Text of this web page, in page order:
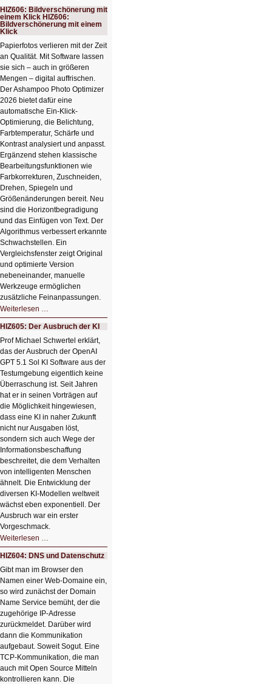
HIZ606: Bildverschönerung mit
einem Klick HIZ606:
Bildverschönerung mit einem
Klick
Papierfotos verlieren mit der Zeit
an Qualität. Mit Software lassen
sie sich – auch in größeren
Mengen – digital auffrischen.
Der Ashampoo Photo Optimizer
2026 bietet dafür eine
automatische Ein-Klick-
Optimierung, die Belichtung,
Farbtemperatur, Schärfe und
Kontrast analysiert und anpasst.
Ergänzend stehen klassische
Bearbeitungsfunktionen wie
Farbkorrekturen, Zuschneiden,
Drehen, Spiegeln und
Größenänderungen bereit. Neu
sind die Horizontbegradigung
und das Einfügen von Text. Der
Algorithmus verbessert erkannte
Schwachstellen. Ein
Vergleichsfenster zeigt Original
und optimierte Version
nebeneinander, manuelle
Werkzeuge ermöglichen
zusätzliche Feinanpassungen.
Weiterlesen …
Bildverschönerung
mit
einem
Klick
HIZ606:
Bildverschönerung
mit
einem
Klick
HIZ605: Der Ausbruch der KI
Prof Michael Schwertel erklärt,
das der Ausbruch der OpenAI
GPT 5.1 Sol KI Software aus der
Testumgebung eigentlich keine
Überraschung ist. Seit Jahren
hat er in seinen Vorträgen auf
die Möglichkeit hingewiesen,
dass eine KI in naher Zukunft
nicht nur Ausgaben löst,
sondern sich auch Wege der
Informationsbeschaffung
beschreitet, die dem Verhalten
von intelligenten Menschen
ähnelt. Die Entwicklung der
diversen KI-Modellen weltweit
wächst eben exponentiell. Der
Ausbruch war ein erster
Vorgeschmack.
Weiterlesen …
Der
Ausbruch
der
KI
HIZ604: DNS und Datenschutz
Gibt man im Browser den
Namen einer Web-Domaine ein,
so wird zunächst der Domain
Name Service bemüht, der die
zugehörige IP-Adresse
zurückmeldet. Darüber wird
dann die Kommunikation
aufgebaut. Soweit Sogut. Eine
TCP-Kommunikation, die man
auch mit Open Source Mitteln
kontrollieren kann. Die